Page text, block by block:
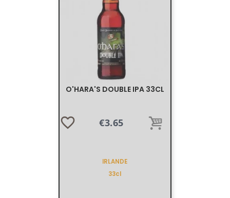
O'HARA'S DOUBLE IPA 33CL
favorite_border Price
€3.65
IRLANDE
33cl